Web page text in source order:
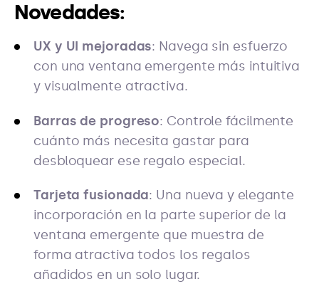
Novedades:
UX y UI mejoradas: Navega sin esfuerzo
con una ventana emergente más intuitiva
y visualmente atractiva.
Barras de progreso: Controle fácilmente
cuánto más necesita gastar para
desbloquear ese regalo especial.
Tarjeta fusionada: Una nueva y elegante
incorporación en la parte superior de la
ventana emergente que muestra de
forma atractiva todos los regalos
añadidos en un solo lugar.